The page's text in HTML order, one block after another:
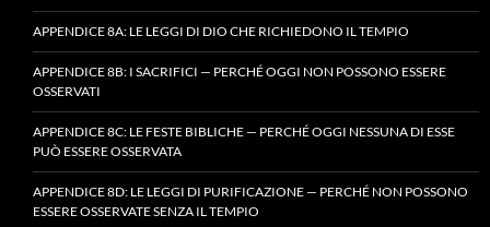
APPENDICE 8A: LE LEGGI DI DIO CHE RICHIEDONO IL TEMPIO
APPENDICE 8B: I SACRIFICI — PERCHÉ OGGI NON POSSONO ESSERE
OSSERVATI
APPENDICE 8C: LE FESTE BIBLICHE — PERCHÉ OGGI NESSUNA DI ESSE
PUÒ ESSERE OSSERVATA
APPENDICE 8D: LE LEGGI DI PURIFICAZIONE — PERCHÉ NON POSSONO
ESSERE OSSERVATE SENZA IL TEMPIO